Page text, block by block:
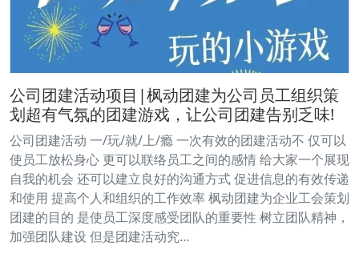
公司团建活动项目|枫动团建为公司员工组织策
划超有气氛的团建游戏，让公司团建告别乏味!
公司团建活动 一/玩/就/上/瘾 一次有效的团建活动不 仅可以
使员工放松身心 更可以联络员工之间的感情 给大家一个展现
自我的机会 还可以建立良好的沟通方式 促进信息的有效传递
和使用 提高个人和组织的工作效率 枫动团建为企业工会策划
团建的目的 是使员工深度感受团队的重要性 树立团队精神，
加强团队建设 但是团建活动究…